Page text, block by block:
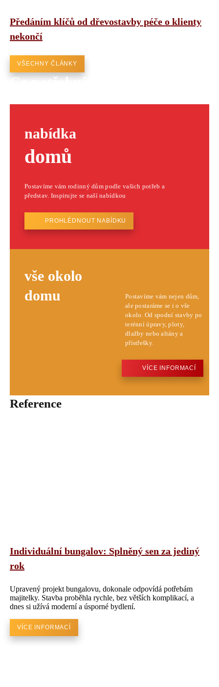
Předáním klíčů od dřevostavby péče o klienty
nekončí
VŠECHNY ČLÁNKY
Co potřebujete postavit?
nabídka
domů
Postavíme vám rodinný dům podle vašich potřeb a
představ. Inspirujte se naší nabídkou
PROHLÉDNOUT NABÍDKU
vše okolo
domu
Postavíme vám nejen dům,
ale postaráme se i o vše
okolo. Od spodní stavby po
terénní úpravy, ploty,
dlažby nebo altány a
přístřešky.
VÍCE INFORMACÍ
Reference
Individuální bungalov: Splněný sen za jediný
rok
Upravený projekt bungalovu, dokonale odpovídá potřebám
majitelky. Stavba proběhla rychle, bez větších komplikací, a
dnes si užívá moderní a úsporné bydlení.
VÍCE INFORMACÍ